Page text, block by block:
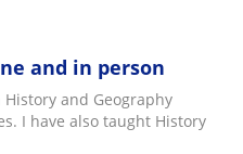
and in person
and Geography
I have also taught History